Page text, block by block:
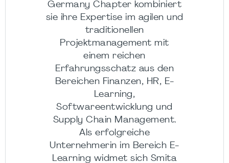
Germany Chapter kombiniert
sie ihre Expertise im agilen und
traditionellen
Projektmanagement mit
einem reichen
Erfahrungsschatz aus den
Bereichen Finanzen, HR, E-
Learning,
Softwareentwicklung und
Supply Chain Management.
Als erfolgreiche
Unternehmerin im Bereich E-
Learning widmet sich Smita